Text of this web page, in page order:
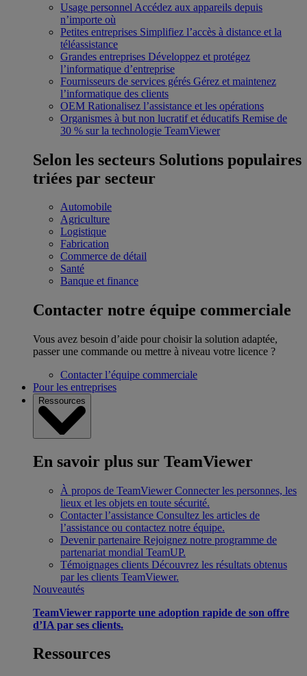
Usage personnel Accédez aux appareils depuis
n’importe où
Petites entreprises Simplifiez l’accès à distance et la
téléassistance
Grandes entreprises Développez et protégez
l’informatique d’entreprise
Fournisseurs de services gérés Gérez et maintenez
l’informatique des clients
OEM Rationalisez l’assistance et les opérations
Organismes à but non lucratif et éducatifs Remise de
30 % sur la technologie TeamViewer
Selon les secteurs Solutions populaires
triées par secteur
Automobile
Agriculture
Logistique
Fabrication
Commerce de détail
Santé
Banque et finance
Contacter notre équipe commerciale
Vous avez besoin d’aide pour choisir la solution adaptée,
passer une commande ou mettre à niveau votre licence ?
Contacter l’équipe commerciale
Pour les entreprises
Ressources
En savoir plus sur TeamViewer
À propos de TeamViewer Connecter les personnes, les
lieux et les objets en toute sécurité.
Contacter l’assistance Consultez les articles de
l’assistance ou contactez notre équipe.
Devenir partenaire Rejoignez notre programme de
partenariat mondial TeamUP.
Témoignages clients Découvrez les résultats obtenus
par les clients TeamViewer.
Nouveautés
TeamViewer rapporte une adoption rapide de son offre
d’IA par ses clients.
Ressources